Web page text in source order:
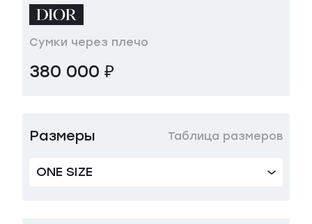
Сумки через плечо
380 000 ₽
Размеры Таблица размеров
ONE SIZE